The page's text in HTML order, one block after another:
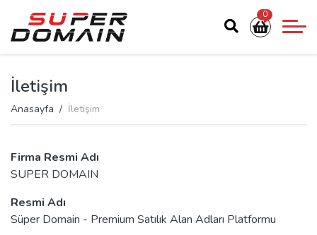
0
İletişim
Anasayfa İletişim
Firma Resmi Adı
SUPER DOMAIN
Resmi Adı
Süper Domain - Premium Satılık Alan Adları Platformu